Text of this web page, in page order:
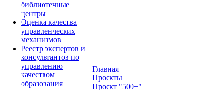
библиотечные
центры
Оценка качества
управленческих
механизмов
Реестр экспертов и
консультантов по
управлению
качеством
образования
Главная
Проекты
Проект "500+"